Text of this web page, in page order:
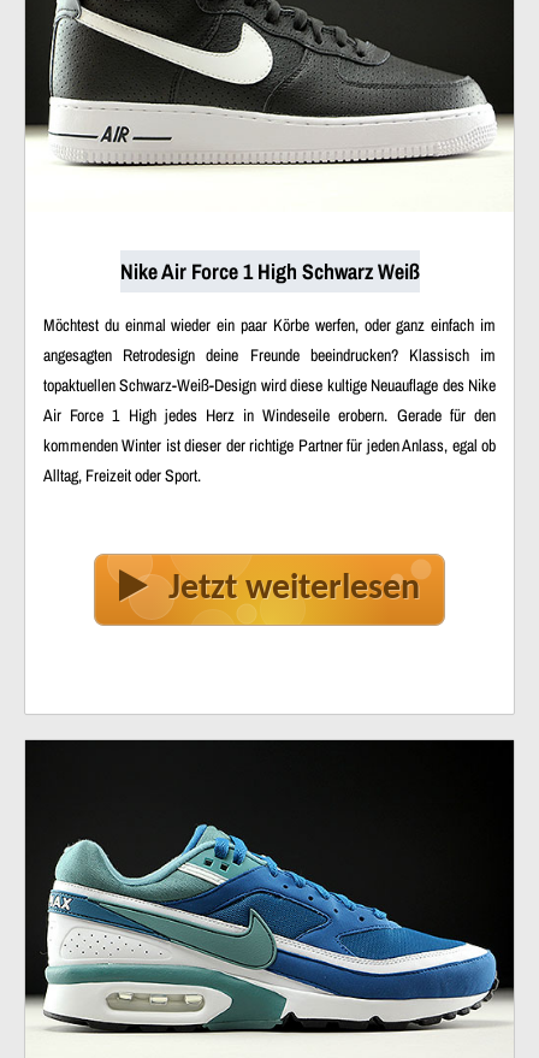
Nike Air Force 1 High Schwarz Weiß
Möchtest du einmal wieder ein paar Körbe werfen, oder ganz einfach im
angesagten Retrodesign deine Freunde beeindrucken? Klassisch im
topaktuellen Schwarz-Weiß-Design wird diese kultige Neuauflage des Nike
Air Force 1 High jedes Herz in Windeseile erobern. Gerade für den
kommenden Winter ist dieser der richtige Partner für jeden Anlass, egal ob
Alltag, Freizeit oder Sport.
Jetzt weiterlesen